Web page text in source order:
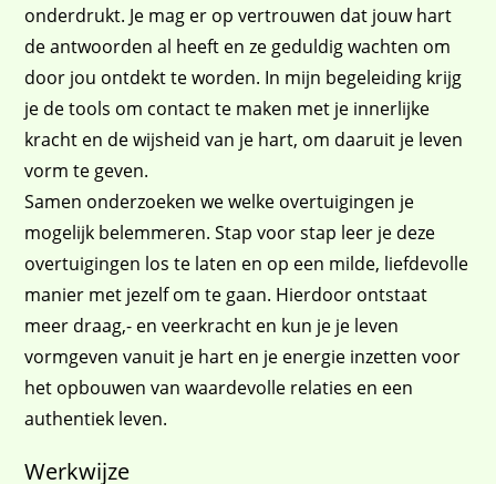
onderdrukt. Je mag er op vertrouwen dat jouw hart
de antwoorden al heeft en ze geduldig wachten om
door jou ontdekt te worden. In mijn begeleiding krijg
je de tools om contact te maken met je innerlijke
kracht en de wijsheid van je hart, om daaruit je leven
vorm te geven.
Samen onderzoeken we welke overtuigingen je
mogelijk belemmeren. Stap voor stap leer je deze
overtuigingen los te laten en op een milde, liefdevolle
manier met jezelf om te gaan. Hierdoor ontstaat
meer draag,- en veerkracht en kun je je leven
vormgeven vanuit je hart en je energie inzetten voor
het opbouwen van waardevolle relaties en een
authentiek leven.
Werkwijze